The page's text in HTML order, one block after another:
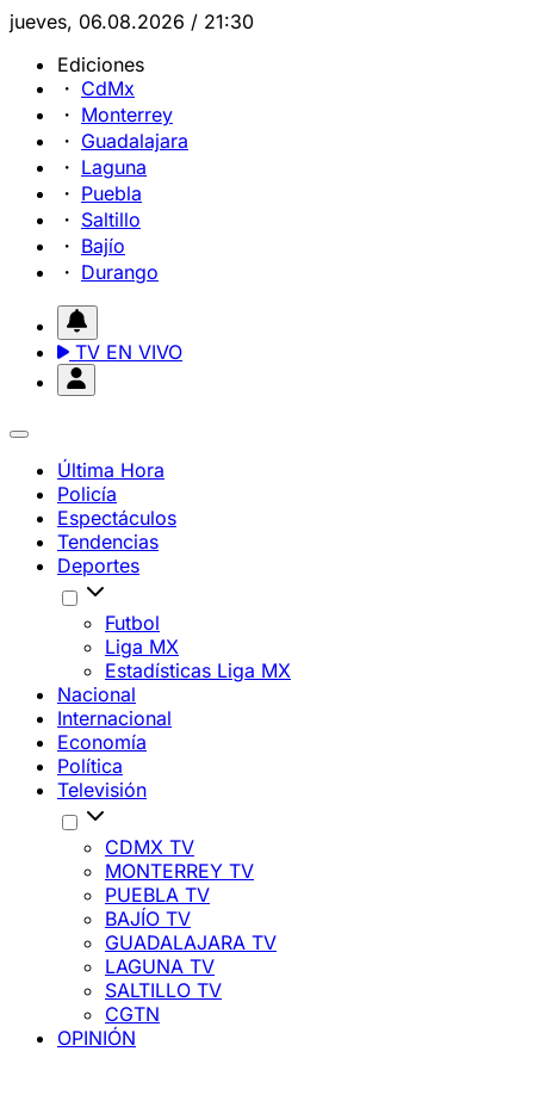
jueves, 06.08.2026 / 21:30
Ediciones
CdMx
Monterrey
Guadalajara
Laguna
Puebla
Saltillo
Bajío
Durango
TV EN VIVO
Última Hora
Policía
Espectáculos
Tendencias
Deportes
Futbol
Liga MX
Estadísticas Liga MX
Nacional
Internacional
Economía
Política
Televisión
CDMX TV
MONTERREY TV
PUEBLA TV
BAJÍO TV
GUADALAJARA TV
LAGUNA TV
SALTILLO TV
CGTN
OPINIÓN